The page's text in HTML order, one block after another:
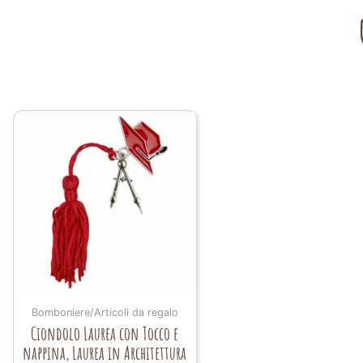
Bomboniere/Articoli da regalo
Ciondolo Laurea con Tocco e
nappina, Laurea in Architettura